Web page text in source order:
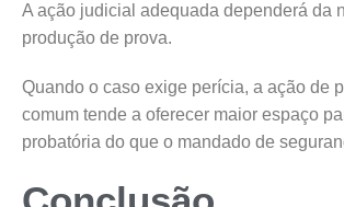
A ação judicial adequada dependerá da
produção de prova.
Quando o caso exige perícia, a ação de
comum tende a oferecer maior espaço
probatória do que o mandado de